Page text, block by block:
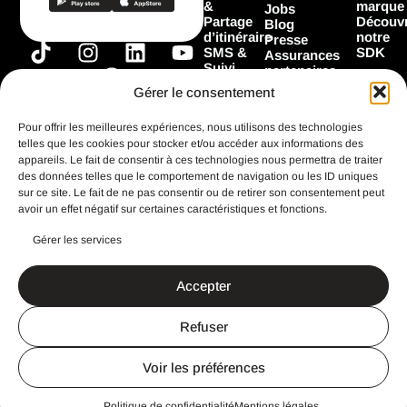
Gérer le consentement
Pour offrir les meilleures expériences, nous utilisons des technologies
telles que les cookies pour stocker et/ou accéder aux informations des
appareils. Le fait de consentir à ces technologies nous permettra de traiter
des données telles que le comportement de navigation ou les ID uniques
sur ce site. Le fait de ne pas consentir ou de retirer son consentement peut
avoir un effet négatif sur certaines caractéristiques et fonctions.
Gérer les services
Accepter
Refuser
Voir les préférences
T
i
o
k
I
n
a
g
r
a
L
i
n
e
d
i
n
Y
o
u
u
b
e
a
b
o
o
k
&
Partage
d’itinéraire
SMS &
Suivi
Les
Toutes les
fonctionnalités
Jobs
Blog
Presse
Assurances
partenaires
Marques
partenaires
marque
notre
SDK
CGU
Mentions légales
Politique de confidentialité
Search
for:
Search Button
Un site imaginé et réalisé avec ♥️ par
IT NL